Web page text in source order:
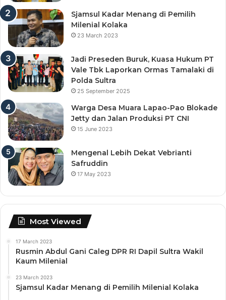
Sjamsul Kadar Menang di Pemilih
Milenial Kolaka
23 March 2023
Jadi Preseden Buruk, Kuasa Hukum PT
Vale Tbk Laporkan Ormas Tamalaki di
Polda Sultra
25 September 2025
Warga Desa Muara Lapao-Pao Blokade
Jetty dan Jalan Produksi PT CNI
15 June 2023
Mengenal Lebih Dekat Vebrianti
Safruddin
17 May 2023
Most Viewed
17 March 2023
Rusmin Abdul Gani Caleg DPR RI Dapil Sultra Wakil
Kaum Milenial
23 March 2023
Sjamsul Kadar Menang di Pemilih Milenial Kolaka